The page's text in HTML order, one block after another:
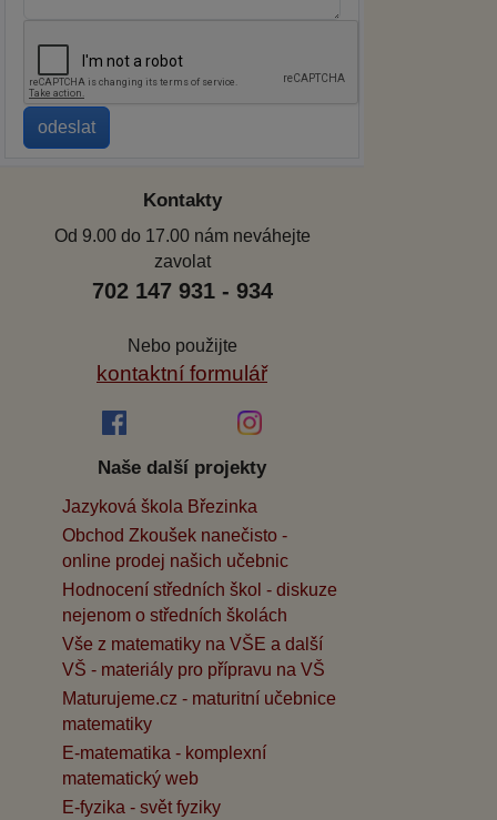
Kontakty
Od 9.00 do 17.00 nám neváhejte
zavolat
702 147 931 - 934
Nebo použijte
kontaktní formulář
Naše další projekty
Jazyková škola Březinka
Obchod Zkoušek nanečisto -
online prodej našich učebnic
Hodnocení středních škol - diskuze
nejenom o středních školách
Vše z matematiky na VŠE a další
VŠ - materiály pro přípravu na VŠ
Maturujeme.cz - maturitní učebnice
matematiky
E-matematika - komplexní
matematický web
E-fyzika - svět fyziky